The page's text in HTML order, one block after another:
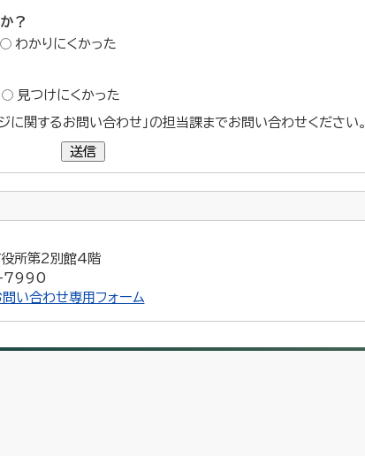
？
わかりにくかった
見つけにくかった
に関するお問い合わせ」の担当課までお問い合わせください。
送信
所第2別館4階
7990
問い合わせ専用フォーム